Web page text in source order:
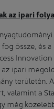
az ipari
össze, és a
ipari
területén.
valamint a
még